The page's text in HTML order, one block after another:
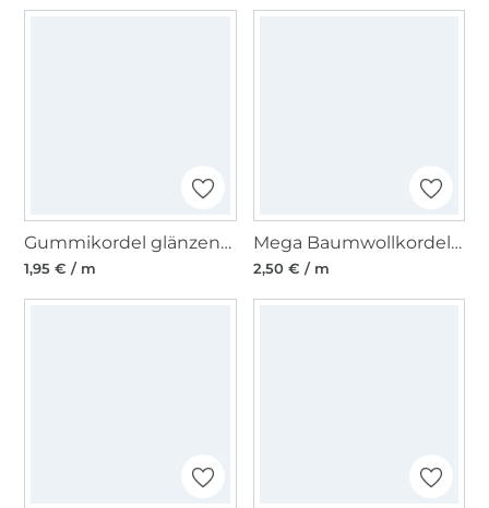
Gummikordel glänzend, jeansblau
1,95 € / m
Mega Baumwollkordel gedreht, schwarz 12 mm
2,50 € / m